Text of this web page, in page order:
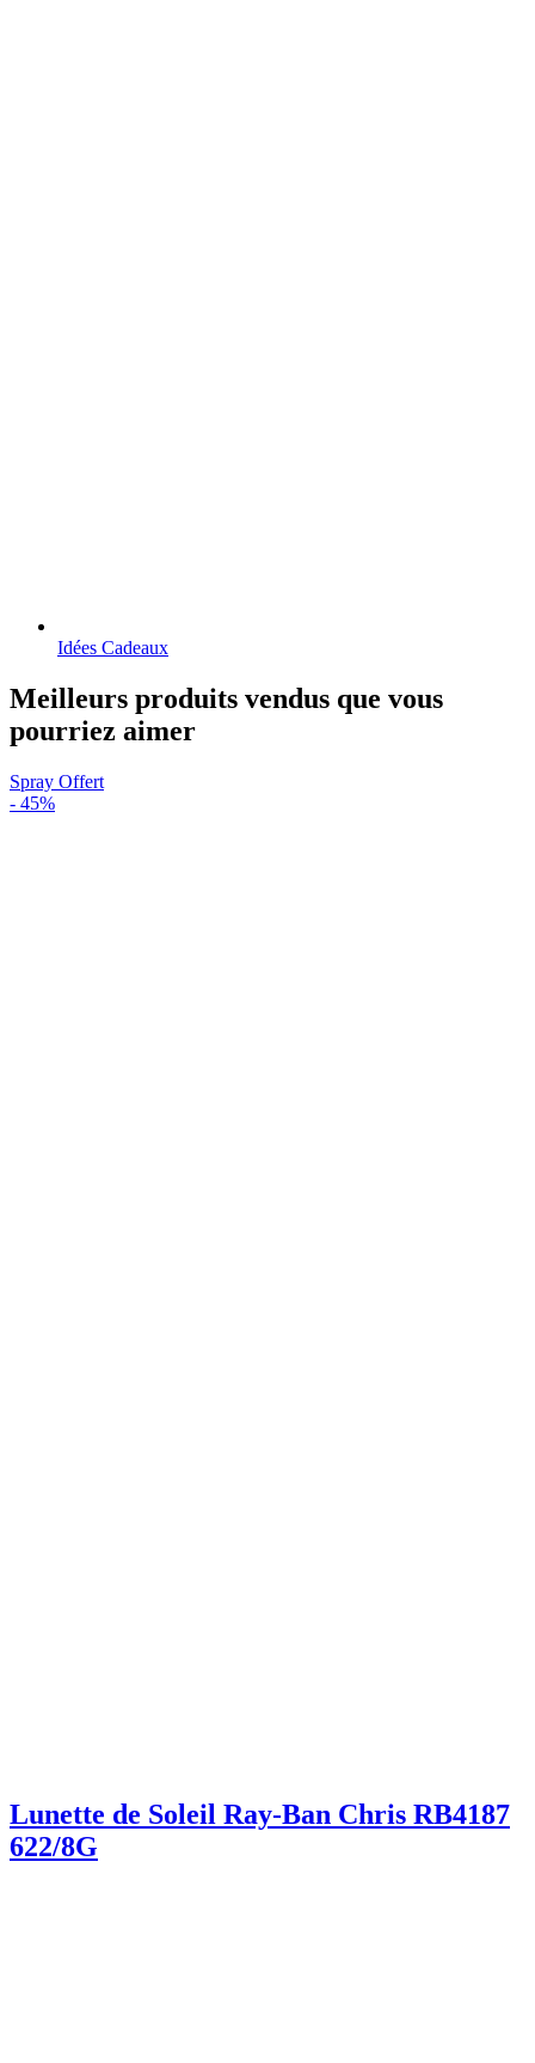
Idées Cadeaux
Meilleurs produits vendus que vous
pourriez aimer
Spray Offert
- 45%
Lunette de Soleil Ray-Ban Chris RB4187
622/8G